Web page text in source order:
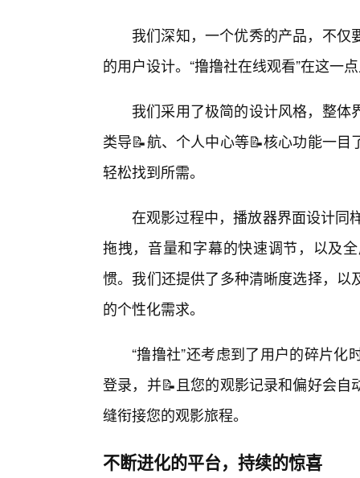
我们深知，一个优秀的产品，不
的用户设计。“撸撸社在线观看”在这一
我们采用了极简的设计风格，整
类导📝航、个人中心等📝核心功能一
轻松找到所需。
在观影过程中，播放器界面设计同
拖拽，音量和字幕的快速调节，以及
惯。我们还提供了多种清晰度选择，
的个性化需求。
“撸撸社”还考虑到了用户的碎片
登录，并📝且您的观影记录和偏好会
缝衔接您的观影旅程。
不断进化的平台，持续的惊喜